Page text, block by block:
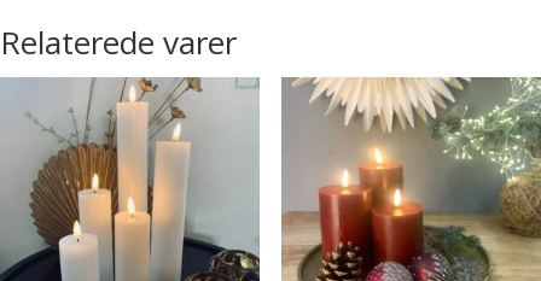
Relaterede varer